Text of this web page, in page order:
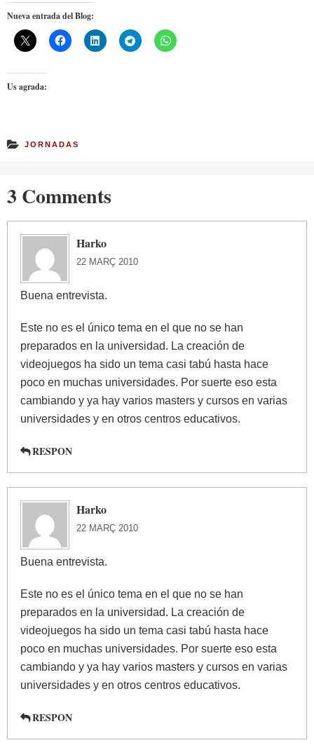
Nueva entrada del Blog:
Us agrada:
JORNADAS
3 Comments
Harko
22 MARÇ 2010
Buena entrevista.
Este no es el único tema en el que no se han
preparados en la universidad. La creación de
videojuegos ha sido un tema casi tabú hasta hace
poco en muchas universidades. Por suerte eso esta
cambiando y ya hay varios masters y cursos en varias
universidades y en otros centros educativos.
RESPON
Harko
22 MARÇ 2010
Buena entrevista.
Este no es el único tema en el que no se han
preparados en la universidad. La creación de
videojuegos ha sido un tema casi tabú hasta hace
poco en muchas universidades. Por suerte eso esta
cambiando y ya hay varios masters y cursos en varias
universidades y en otros centros educativos.
RESPON